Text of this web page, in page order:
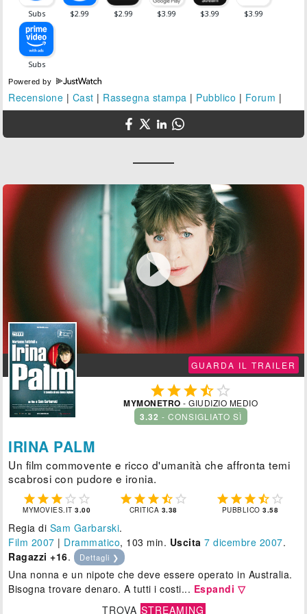
Powered by
Recensione | Cast | Rassegna stampa | Pubblico | Forum |

GUARDA IL TRAILER
 
MYMONETRO - GIUDIZIO MEDIO
3.32 - CONSIGLIATO SÌ
IRINA PALM
Un film commovente e ricco d'umanità che affronta temi
scabrosi con pudore e ironia.
    
MYMOVIES.IT3.00
    
CRITICA 3.38
    
PUBBLICO3.58
Regia di Sam Garbarski.
Film 2007 | Drammatico, 103 min. Uscita 7 dicembre 2007.
Ragazzi +16. Dettagli ❯
Una nonna e un nipote che deve essere operato in Australia.
Bisogna trovare denaro. A tutti i costi... Espandi ▽
TROVA STREAMING